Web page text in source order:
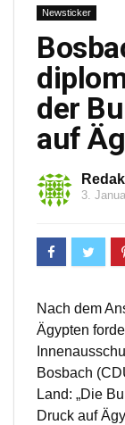
Newsticker
der
auf
3.
Nach dem
Ägypten
Bosbach
Land: „Die
Druck auf